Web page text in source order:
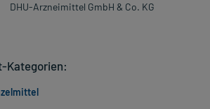
DHU-Arzneimittel GmbH & Co. KG
Kategorien: